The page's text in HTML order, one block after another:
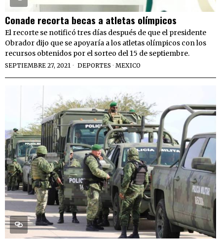
Conade recorta becas a atletas olímpicos
El recorte se notificó tres días después de que el presidente
Obrador dijo que se apoyaría a los atletas olímpicos con los
recursos obtenidos por el sorteo del 15 de septiembre.
SEPTIEMBRE 27, 2021 DEPORTES · MEXICO